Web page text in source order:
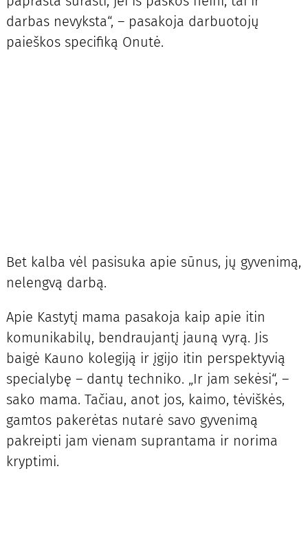
darbas nevyksta“, – pasakoja darbuotojų
paieškos specifiką Onutė.
Bet kalba vėl pasisuka apie sūnus, jų gyvenimą,
nelengvą darbą.
Apie Kastytį mama pasakoja kaip apie itin
komunikabilų, bendraujantį jauną vyrą. Jis
baigė Kauno kolegiją ir įgijo itin perspektyvią
specialybę – dantų techniko. „Ir jam sekėsi“, –
sako mama. Tačiau, anot jos, kaimo, tėviškės,
gamtos pakerėtas nutarė savo gyvenimą
pakreipti jam vienam suprantama ir norima
kryptimi.